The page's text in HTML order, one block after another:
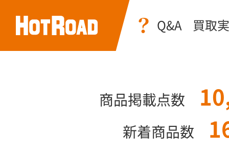
Q&A 買取
商品掲載点数
新着商品数